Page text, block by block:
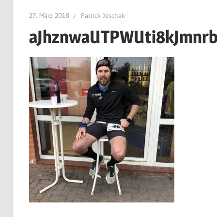
27. März 2018 Patrick Jeschak